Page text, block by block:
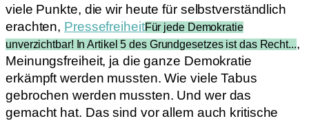
viele Punkte, die wir heute für selbstverständlich
erachten, PressefreiheitFür jede Demokratie
unverzichtbar! In Artikel 5 des Grundgesetzes ist das Recht...,
Meinungsfreiheit, ja die ganze Demokratie
erkämpft werden mussten. Wie viele Tabus
gebrochen werden mussten. Und wer das
gemacht hat. Das sind vor allem auch kritische